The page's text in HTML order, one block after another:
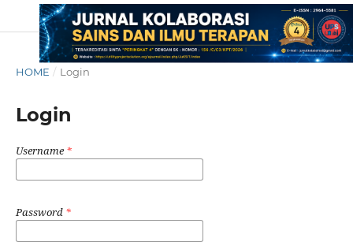
HOME / Login
Login
Username*
Password *